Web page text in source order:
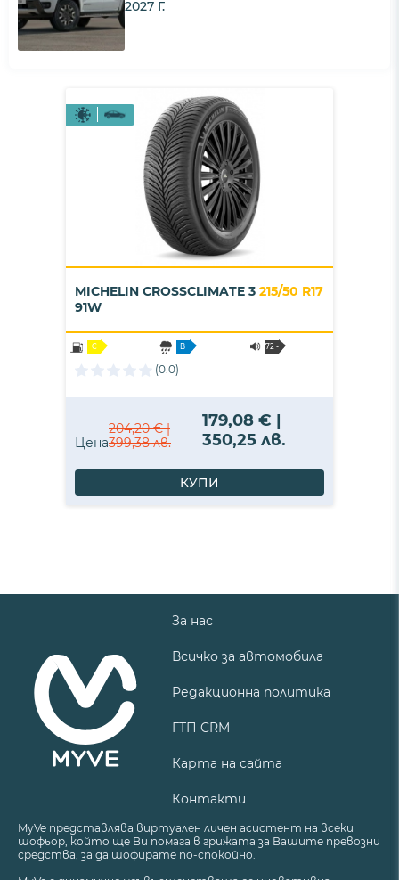
2027 Г.
MICHELIN CROSSCLIMATE 3 215/50 R17
91W
C B
72 -
(0.0)
Цена
204,20 € |
399,38 лв.
179,08 € |
350,25 лв.
КУПИ
За нас
Всичко за автомобила
Редакционна политика
ГТП CRM
Карта на сайта
Контакти
MyVe представлява виртуален личен асистент на всеки
шофьор, който ще Ви помага в грижата за Вашите превозни
средства, за да шофирате по-спокойно.